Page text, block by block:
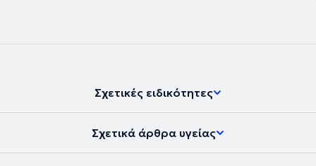
Σχετικές ειδικότητες
Σχετικά άρθρα υγείας